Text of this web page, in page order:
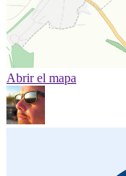
Abrir el mapa